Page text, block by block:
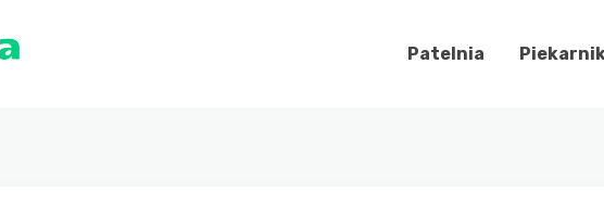
Patelnia